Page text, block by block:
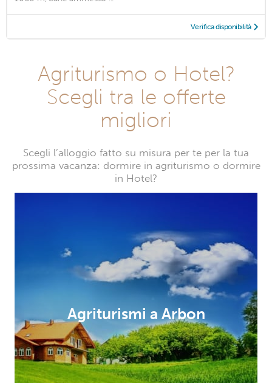
Verifica disponibilità
Agriturismo o Hotel?
Scegli tra le offerte
migliori
Scegli l’alloggio fatto su misura per te per la tua
prossima vacanza: dormire in agriturismo o dormire
in Hotel?
Agriturismi a Arbon